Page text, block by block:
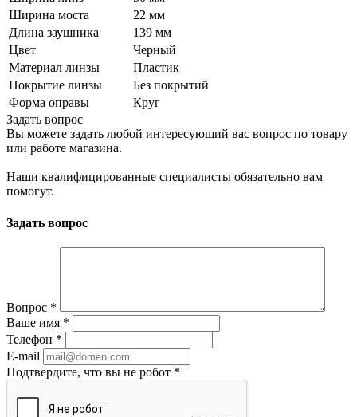
Ширина моста
22 мм
Длина заушника
139 мм
Цвет
Черный
Материал линзы
Пластик
Покрытие линзы
Без покрытий
Форма оправы
Круг
Задать вопрос
Вы можете задать любой интересующий вас вопрос по товару
или работе магазина.
Наши квалифицированные специалисты обязательно вам
помогут.
Задать вопрос
Вопрос *
Ваше имя *
Телефон *
E-mail
Подтвердите, что вы не робот *